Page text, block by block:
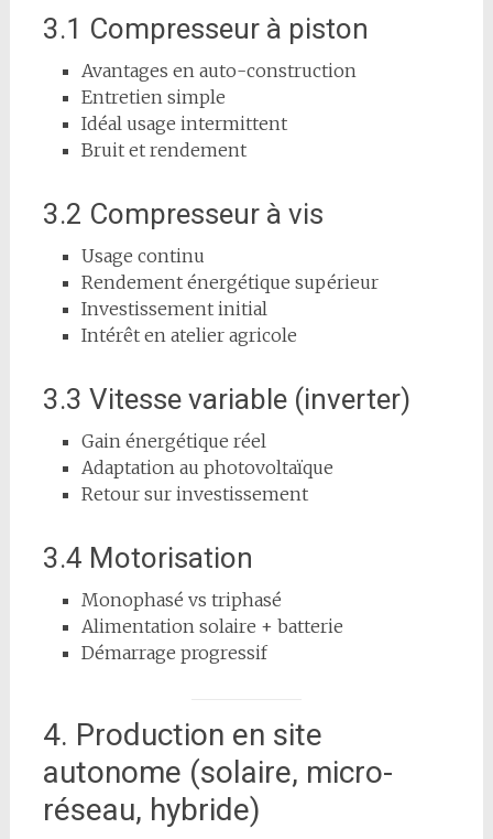
3.1 Compresseur à piston
Avantages en auto-construction
Entretien simple
Idéal usage intermittent
Bruit et rendement
3.2 Compresseur à vis
Usage continu
Rendement énergétique supérieur
Investissement initial
Intérêt en atelier agricole
3.3 Vitesse variable (inverter)
Gain énergétique réel
Adaptation au photovoltaïque
Retour sur investissement
3.4 Motorisation
Monophasé vs triphasé
Alimentation solaire + batterie
Démarrage progressif
4. Production en site
autonome (solaire, micro-
réseau, hybride)